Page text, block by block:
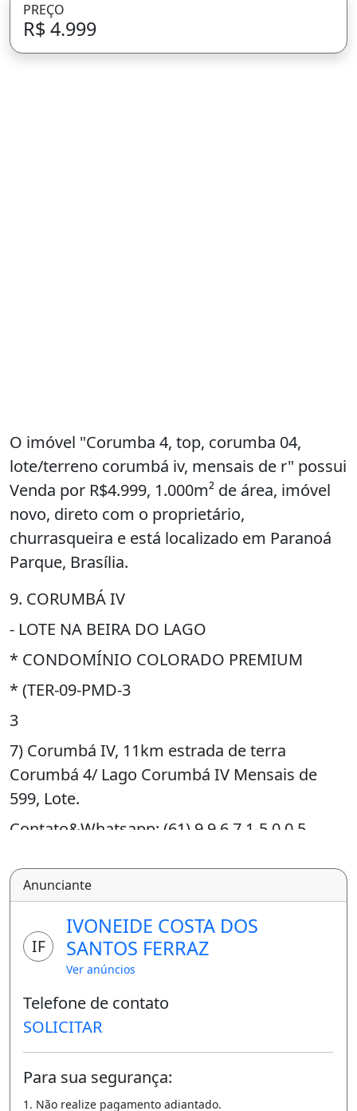
PREÇO
R$ 4.999
O imóvel "Corumba 4, top, corumba 04,
lote/terreno corumbá iv, mensais de r" possui
Venda por R$4.999, 1.000m² de área, imóvel
novo, direto com o proprietário,
churrasqueira e está localizado em Paranoá
Parque, Brasília.
9. CORUMBÁ IV
- LOTE NA BEIRA DO LAGO
* CONDOMÍNIO COLORADO PREMIUM
* (TER-09-PMD-3
3
7) Corumbá IV, 11km estrada de terra
Corumbá 4/ Lago Corumbá IV Mensais de
599, Lote.
Contato&Whatsapp: (61) 9.9.6.7.1-5.0.0.5
* Localizado no Município de Alexânia-GO O
*ÁGUA E ENERGIA NA PORTA
*PORTARIA DE SEGURANÇA 24HRS
Anunciante
IF
IVONEIDE COSTA DOS
SANTOS FERRAZ
Ver anúncios
Telefone de contato
SOLICITAR
Para sua segurança:
1. Não realize pagamento adiantado.